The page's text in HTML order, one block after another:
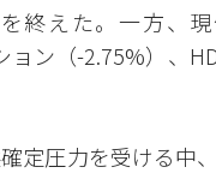
終えた。一方、
ョン（-2.75%）、
定圧力を受ける中